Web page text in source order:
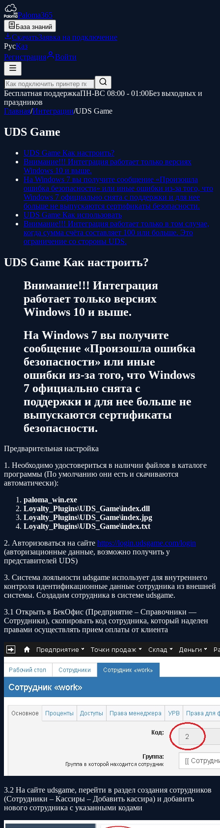
Paloma365
База знаний
СкачатьЗаявка на подключение
РусҚаз
Регистрация
Войти
Бесплатная поддержкаПН-ВС 08:00 - 01:00Без выходных и
праздников
Главная/Интеграции/UDS Game
UDS Game
UDS Game Как настроить?
Внимание!!! Интеграция работает только версиях
Windows 10 и выше.
На Windows 7 вы получите сообщение «Произошла
ошибка безопасности» или иные ошибки из-за того, что
Windows 7 официально снята с поддержки и для нее
больше не выпускаются сертификаты безопасности.
UDS Game Как использовать
Внимание!!! Интеграция работает только в том случае,
когда сумма счёта составляет 100 или больше. Это
ограничение со стороны UDS.
UDS Game Как настроить?
Внимание!!! Интеграция
работает только версиях
Windows 10 и выше.
На Windows 7 вы получите
сообщение «Произошла ошибка
безопасности» или иные
ошибки из-за того, что Windows
7 официально снята с
поддержки и для нее больше не
выпускаются сертификаты
безопасности.
Предварительная настройка
1. Необходимо удостовериться в наличии файлов в каталоге
программы (По умолчанию они есть и скачиваются
автоматически):
paloma_win.exe
Loyalty_Plugins\UDS_Game\index.dll
Loyalty_Plugins\UDS_Game\index.jpg
Loyalty_Plugins\UDS_Game\index.txt
2. Авторизоваться на сайте https://login.udsgame.com/login
(авторизационные данные, возможно получить у
представителей UDS)
3. Система лояльности udsgame использует для внутреннего
контроля идентификационные данные сотрудника из внешней
системы. Создадим сотрудника в системе udsgame.
3.1 Открыть в БекОфис (Предприятие – Справочники —
Сотрудники), скопировать код сотрудника, который наделен
правами осуществлять прием оплаты от клиента
3.2 На сайте udsgame, перейти в раздел создания сотрудников
(Сотрудники – Кассиры – Добавить кассира) и добавить
нового сотрудника с указанными кодами